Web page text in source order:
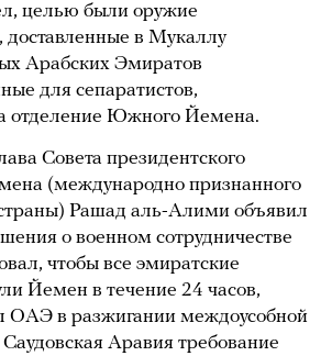
целью были оружие
доставленные в Мукаллу
Арабских Эмиратов
для сепаратистов,
отделение Южного Йемена.
Совета президентского
(международно признанного
Рашад аль-Алими объявил
о военном сотрудничестве
чтобы все эмиратские
Йемен в течение 24 часов,
ОАЭ в разжигании междоусобной
Аравия требование